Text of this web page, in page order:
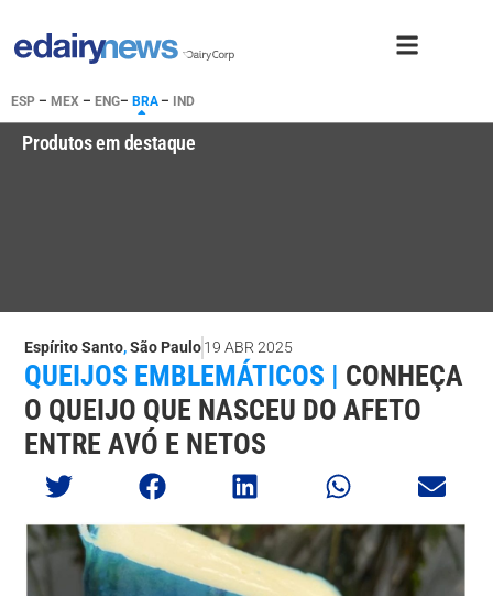
ESP – MEX – ENG– BRA– IND
Produtos em destaque
Espírito Santo,São Paulo19 ABR 2025
QUEIJOS EMBLEMÁTICOS | CONHEÇA
O QUEIJO QUE NASCEU DO AFETO
ENTRE AVÓ E NETOS